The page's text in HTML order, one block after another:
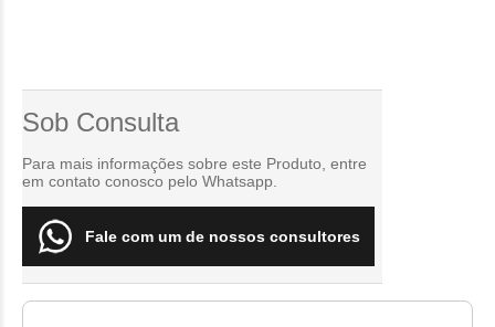
Sob Consulta
Para mais informações sobre este Produto, entre
em contato conosco pelo Whatsapp.
Fale com um de nossos consultores